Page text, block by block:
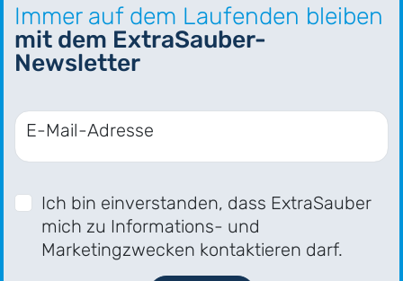
Immer auf dem Laufenden bleiben
mit dem ExtraSauber-
Newsletter
E-Mail-Adresse
Ich bin einverstanden, dass ExtraSauber
mich zu Informations- und
Marketingzwecken kontaktieren darf.